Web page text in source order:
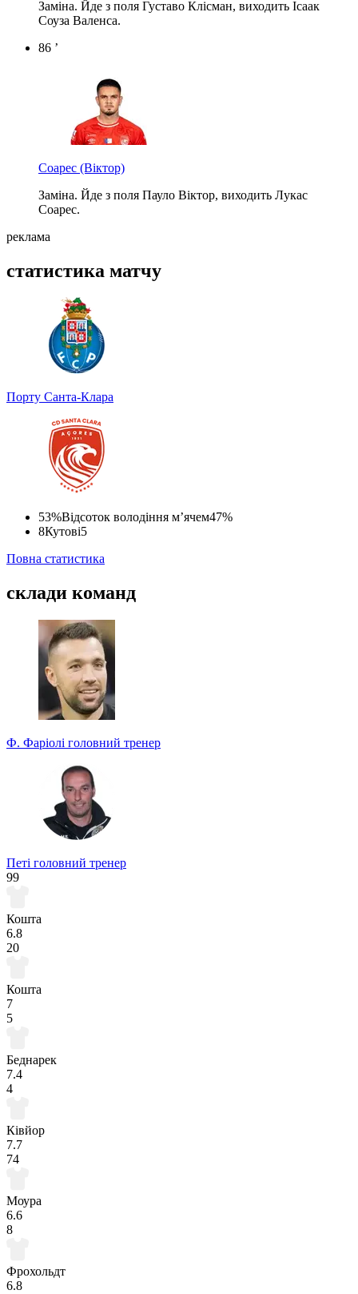
Заміна. Йде з поля Густаво Клісман, виходить Ісаак
Соуза Валенса.
86 ’
Соарес (Віктор)
Заміна. Йде з поля Пауло Віктор, виходить Лукас
Соарес.
реклама
статистика матчу
Порту Санта-Клара
53%Відсоток володіння м’ячем47%
8Кутові5
Повна статистика
склади команд
Ф. Фаріолі головний тренер
Петі головний тренер
99
Кошта
6.8
20
Кошта
7
5
Беднарек
7.4
4
Ківйор
7.7
74
Моура
6.6
8
Фрохольдт
6.8